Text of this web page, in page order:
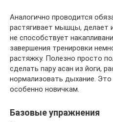
Аналогично проводится
растягивает мышцы, делает
не способствует
завершения тренировки
растяжку. Полезно просто
сделать пару асан из йоги,
нормализовать дыхание.
особенно новичкам.
Базовые упражнения